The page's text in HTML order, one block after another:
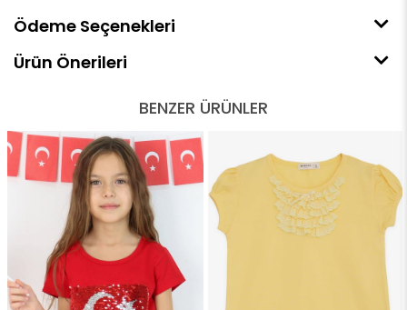
Ödeme Seçenekleri
Ürün Önerileri
BENZER ÜRÜNLER